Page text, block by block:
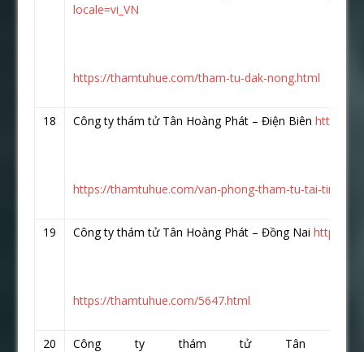
locale=vi_VN
https://thamtuhue.com/tham-tu-dak-nong.html
18 Công ty thám tử Tân Hoàng Phát – Điện Biênhttps://
https://thamtuhue.com/van-phong-tham-tu-tai-tinh-
19 Công ty thám tử Tân Hoàng Phát – Đồng Naihttps://
https://thamtuhue.com/5647.html
20
Công ty thám tử Tân